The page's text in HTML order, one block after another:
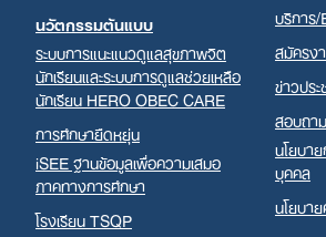
นวัตกรรมต้นแบบ
ระบบการแนะแนวดูแลสุขภาพจิต
นักเรียนและระบบการดูแลช่วยเหลือ
นักเรียน HERO OBEC CARE
การศึกษายืดหยุ่น
iSEE ฐานข้อมูลเพื่อความเสมอ
ภาคทางการศึกษา
โรงเรียน TSQP
บริการ
สมัครง
ข่าวปร
สอบถา
นโยบา
บุคคล
นโยบา